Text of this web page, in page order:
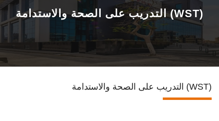
المنصة الالكترونية
تواصل معنا
التدريب على الصحة والاستدامة (WST)
التدريب على الصحة والاستدامة (WST)